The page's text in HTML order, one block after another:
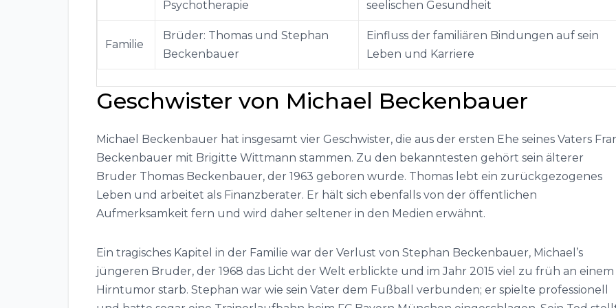
Psychotherapie seelischen Gesundheit
Familie
Brüder: Thomas und Stephan
Beckenbauer
Einfluss der familiären Bindungen auf sein
Leben und Karriere
Geschwister von Michael Beckenbauer
Michael Beckenbauer hat insgesamt vier Geschwister, die aus der ersten Ehe seines Vaters
Beckenbauer mit Brigitte Wittmann stammen. Zu den bekanntesten gehört sein älterer
Bruder Thomas Beckenbauer, der 1963 geboren wurde. Thomas lebt ein zurückgezogenes
Leben und arbeitet als Finanzberater. Er hält sich ebenfalls von der öffentlichen
Aufmerksamkeit fern und wird daher seltener in den Medien erwähnt.
Ein tragisches Kapitel in der Familie war der Verlust von Stephan Beckenbauer, Michael’s
jüngeren Bruder, der 1968 das Licht der Welt erblickte und im Jahr 2015 viel zu früh an einem
Hirntumor starb. Stephan war wie sein Vater dem Fußball verbunden; er spielte professionell